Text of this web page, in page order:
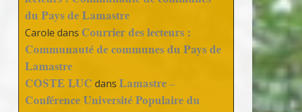
du Pays de Lamastre
Carole dans Courrier des lecteurs :
Communauté de communes du Pays de
Lamastre
COSTE LUC dansLamastre –
Conférence Université Populaire du